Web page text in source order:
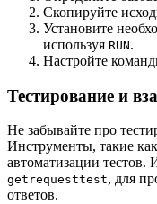
Скопируйте
Установите
используя RUN.
Настройте
Тестирование и
Не забывайте про
Инструменты, такие как
автоматизации тестов.
getrequesttest, для
ответов.